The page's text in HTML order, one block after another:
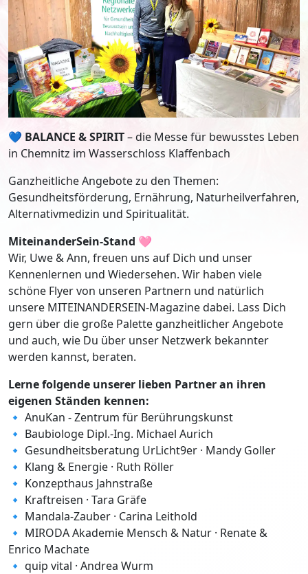
💙 BALANCE & SPIRIT– die Messe für bewusstes Leben
in Chemnitz im Wasserschloss Klaffenbach
Ganzheitliche Angebote zu den Themen:
Gesundheitsförderung, Ernährung, Naturheilverfahren,
Alternativmedizin und Spiritualität.
MiteinanderSein-Stand 🩷
Wir, Uwe & Ann, freuen uns auf Dich und unser
Kennenlernen und Wiedersehen. Wir haben viele
schöne Flyer von unseren Partnern und natürlich
unsere MITEINANDERSEIN-Magazine dabei. Lass Dich
gern über die große Palette ganzheitlicher Angebote
und auch, wie Du über unser Netzwerk bekannter
werden kannst, beraten.
Lerne folgende unserer lieben Partner an ihren
eigenen Ständen kennen:
🔹 AnuKan - Zentrum für Berührungskunst
🔹 Baubiologe Dipl.-Ing. Michael Aurich
🔹 Gesundheitsberatung UrLicht9er · Mandy Goller
🔹 Klang & Energie · Ruth Röller
🔹 Konzepthaus Jahnstraße
🔹 Kraftreisen · Tara Gräfe
🔹 Mandala-Zauber · Carina Leithold
🔹 MIRODA Akademie Mensch & Natur · Renate &
Enrico Machate
🔹 quip vital · Andrea Wurm